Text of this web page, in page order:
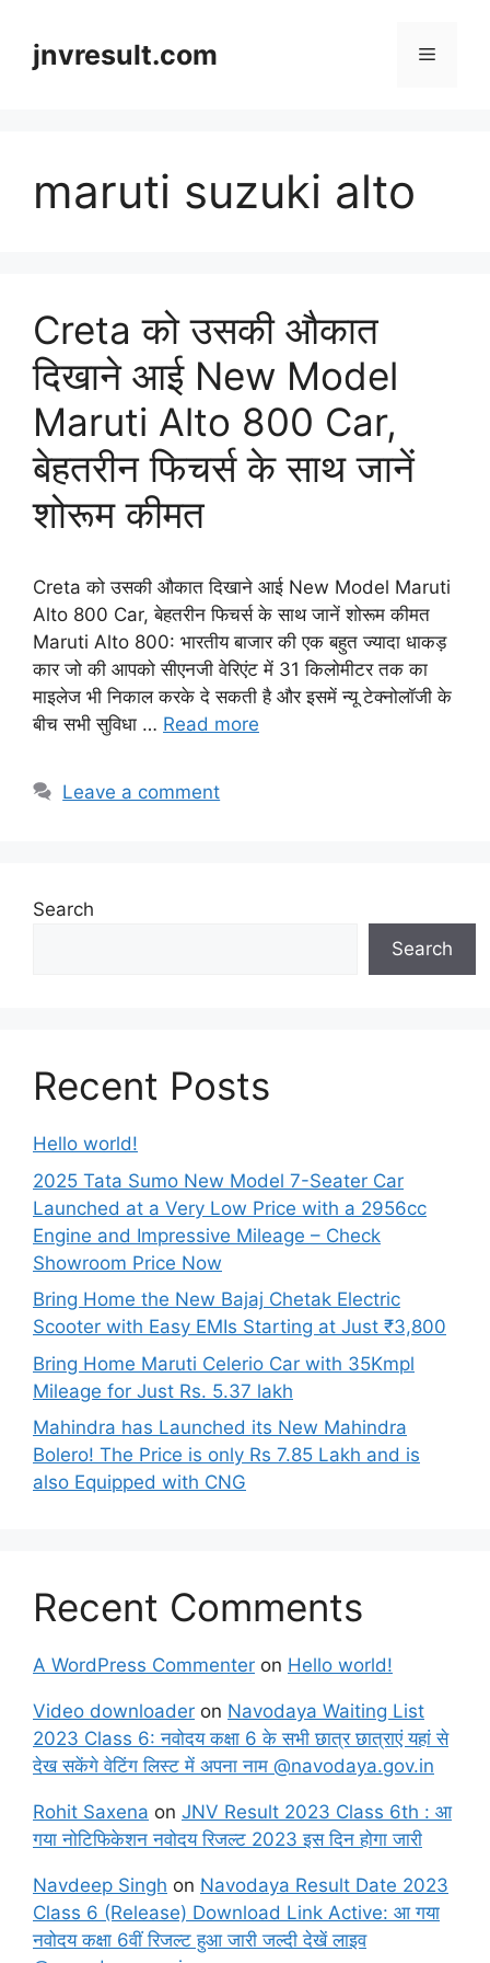
contentjnvresult.com Menu
maruti suzuki alto
Creta को उसकी औकात
दिखाने आई New Model
Maruti Alto 800 Car,
बेहतरीन फिचर्स के साथ जानें
शोरूम कीमत
Creta को उसकी औकात दिखाने आई New Model Maruti
Alto 800 Car, बेहतरीन फिचर्स के साथ जानें शोरूम कीमत
Maruti Alto 800: भारतीय बाजार की एक बहुत ज्यादा धाकड़
कार जो की आपको सीएनजी वेरिएंट में 31 किलोमीटर तक का
माइलेज भी निकाल करके दे सकती है और इसमें न्यू टेक्नोलॉजी के
बीच सभी सुविधा … Read more
Leave a comment
Search
Search
Recent Posts
Hello world!
2025 Tata Sumo New Model 7-Seater Car
Launched at a Very Low Price with a 2956cc
Engine and Impressive Mileage – Check
Showroom Price Now
Bring Home the New Bajaj Chetak Electric
Scooter with Easy EMIs Starting at Just ₹3,800
Bring Home Maruti Celerio Car with 35Kmpl
Mileage for Just Rs. 5.37 lakh
Mahindra has Launched its New Mahindra
Bolero! The Price is only Rs 7.85 Lakh and is
also Equipped with CNG
Recent Comments
A WordPress Commenter on Hello world!
Video downloader on Navodaya Waiting List
2023 Class 6: नवोदय कक्षा 6 के सभी छात्र छात्राएं यहां से
देख सकेंगे वेटिंग लिस्ट में अपना नाम @navodaya.gov.in
Rohit Saxena on JNV Result 2023 Class 6th : आ
गया नोटिफिकेशन नवोदय रिजल्ट 2023 इस दिन होगा जारी
Navdeep Singh on Navodaya Result Date 2023
Class 6 (Release) Download Link Active: आ गया
नवोदय कक्षा 6वीं रिजल्ट हुआ जारी जल्दी देखें लाइव